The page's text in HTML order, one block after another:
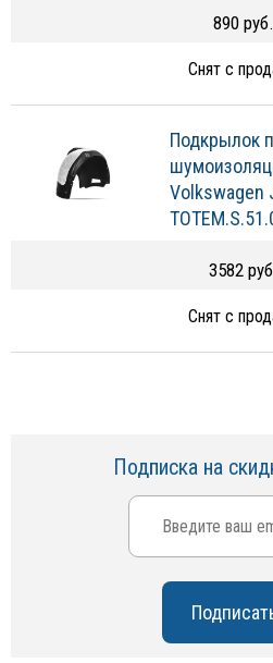
890 руб.
Снят с
Подкрылок
3582
Снят с
Подписка на